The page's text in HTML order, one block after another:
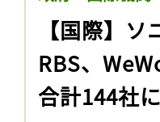
【国際】
RBS、
合計144社に